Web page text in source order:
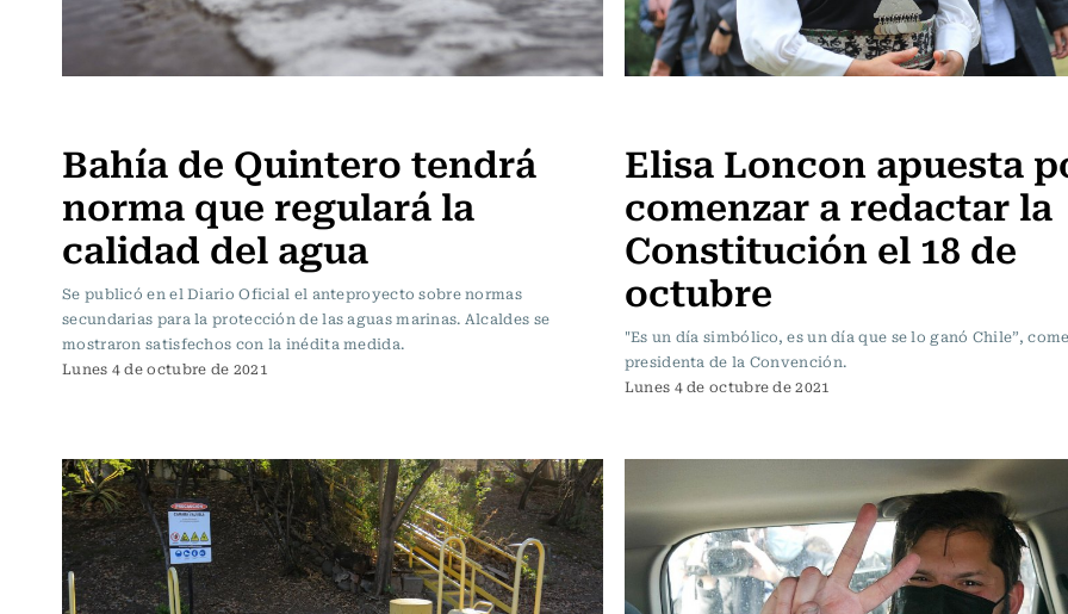
Bahía de Quintero tendrá
norma que regulará la
calidad del agua
Se publicó en el Diario Oficial el anteproyecto sobre normas
secundarias para la protección de las aguas marinas. Alcaldes se
mostraron satisfechos con la inédita medida.
Lunes 4 de octubre de 2021
Elisa Loncon apuesta
comenzar a redactar la
Constitución el 18 de
octubre
"Es un día simbólico, es un día que se lo ganó Chile”,
presidenta de la Convención.
Lunes 4 de octubre de 2021